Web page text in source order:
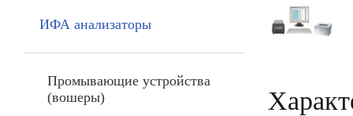
ИФА анализаторы
Промывающие устройства
(вошеры)